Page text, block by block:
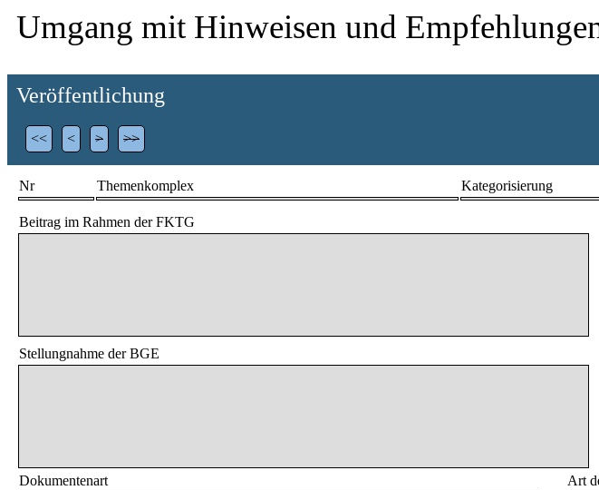
Umgang mit Hinweisen und
Veröffentlichung
<< < > >>
Nr Themenkomplex Kategorisierung
Beitrag im Rahmen der FKTG
Stellungnahme der BGE
Dokumentenart Art